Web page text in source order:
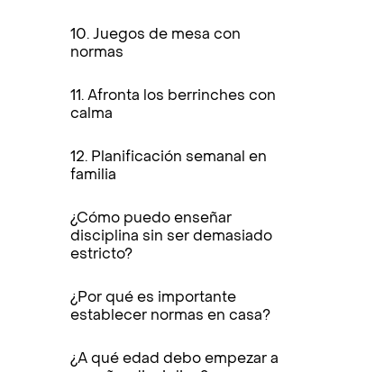
10. Juegos de mesa con
normas
11. Afronta los berrinches con
calma
12. Planificación semanal en
familia
¿Cómo puedo enseñar
disciplina sin ser demasiado
estricto?
¿Por qué es importante
establecer normas en casa?
¿A qué edad debo empezar a